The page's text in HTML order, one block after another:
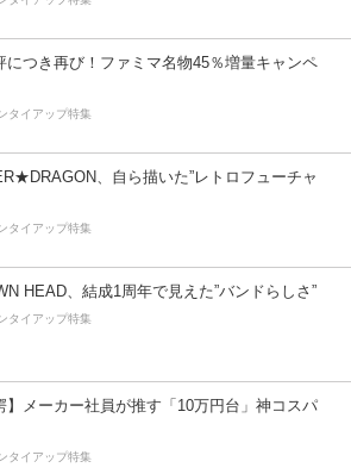
につき再び！ファミマ名物45％増量キャンペ
タイアップ特集
、自ら描いた”レトロフューチャ
タイアップ特集
HEAD、結成1周年で見えた”バンドらしさ”
タイアップ特集
】メーカー社員が推す「10万円台」神コスパ
タイアップ特集